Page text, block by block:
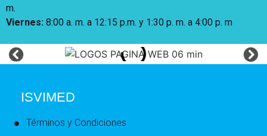
m.
Viernes: 8:00 a. m. a 12:15 p.m. y 1:30 p. m. a 4:00 p. m
ISVIMED
Términos y Condiciones